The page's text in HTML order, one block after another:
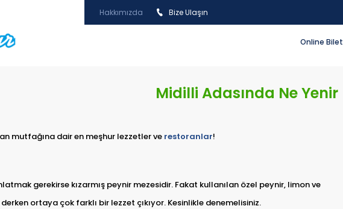
Hakkımızda Bize Ulaşın
Online Bilet
Midilli Adasında Ne Yenir
mutfağına dair en meşhur lezzetler ve restoranlar!
gerekirse kızarmış peynir mezesidir. Fakat kullanılan özel peynir, limon ve
ortaya çok farklı bir lezzet çıkıyor. Kesinlikle denemelisiniz.